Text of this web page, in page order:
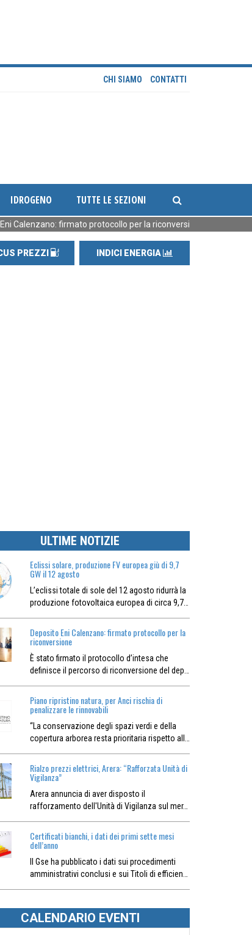
CHI SIAMO CONTATTI
IDROGENO TUTTE LE SEZIONI
firmato protocollo per la riconversione
PREZZI INDICI ENERGIA
ULTIME NOTIZIE
Eclissi solare, produzione FV europea giù di 9,7
GW il 12 agosto
L’eclissi totale di sole del 12 agosto ridurrà la
produzione fotovoltaica europea di circa 9,7…
Deposito Eni Calenzano: firmato protocollo per la
riconversione
È stato firmato il protocollo d’intesa che
definisce il percorso di riconversione del dep…
Piano ripristino natura, per Anci rischia di
penalizzare le rinnovabili
“La conservazione degli spazi verdi e della
copertura arborea resta prioritaria rispetto all…
Rialzo prezzi elettrici, Arera: “Rafforzata Unità di
Vigilanza”
Arera annuncia di aver disposto il
rafforzamento dell'Unità di Vigilanza sul mer…
Certificati bianchi, i dati dei primi sette mesi
dell’anno
Il Gse ha pubblicato i dati sui procedimenti
amministrativi conclusi e sui Titoli di efficien…
CALENDARIO EVENTI